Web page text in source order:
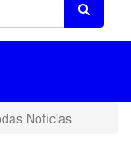
Notícias